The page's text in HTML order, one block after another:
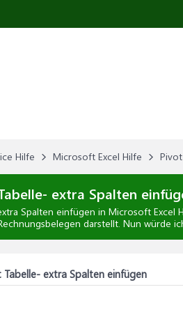
Hilfe Microsoft Excel Hilfe
extra Spalten
Spalten einfügen in Microsoft Excel
darstellt. Nun würde
Tabelle- extra Spalten einfügen